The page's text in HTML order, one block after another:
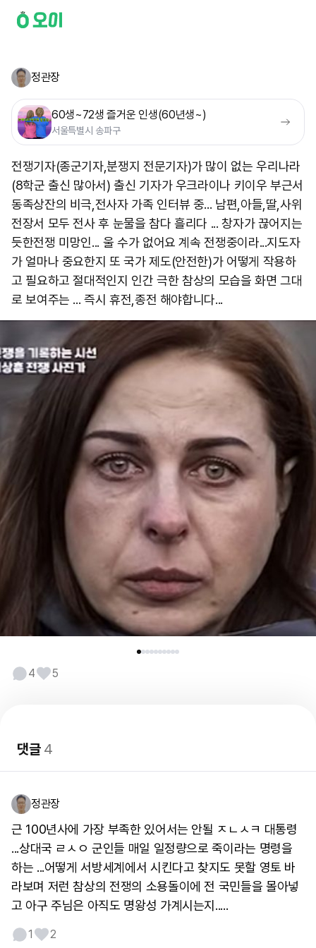
정관장
60생~72생 즐거운 인생(60년생~)
서울특별시 송파구
전쟁기자(종군기자,분쟁지 전문기자)가 많이 없는 우리나라
(8학군 출신 많아서) 출신 기자가 우크라이나 키이우 부근서
동족상잔의 비극,전사자 가족 인터뷰 중... 남편,아들,딸,사위
전장서 모두 전사 후 눈물을 참다 흘리다 ... 창자가 끊어지는
듯한 ​전쟁 미망인... 울 수가 없어요 계속 전쟁중이라...지도자
가 얼마나 중요한지 또 국가 제도(안전한)가 어떻게 작용하
고 필요하고 절대적인지 인간 극한 참상의 모습을 화면 그대
로 보여주는 ... 즉시 휴전,종전 해야합니다...
4 5
댓글4
정관장
근 100년사에 가장 부족한 있어서는 안될 ㅈㄴㅅㅋ 대통령
...상대국 ㄹㅅㅇ 군인들 매일 일정량으로 죽이라는 명령을
하는 ...어떻게 서방세계에서 시킨다고 찾지도 못할 영토 바
라보며 저런 참상의 전쟁의 소용돌이에 전 국민들을 몰아넣
고 아구 주님은 아직도 명왕성 가계시는지.....
1 2